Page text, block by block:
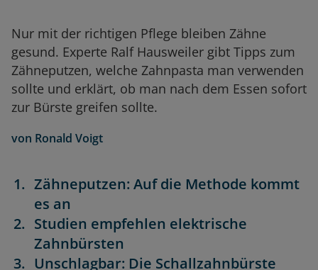
Nur mit der richtigen Pflege bleiben Zähne
gesund. Experte Ralf Hausweiler gibt Tipps zum
Zähneputzen, welche Zahnpasta man verwenden
sollte und erklärt, ob man nach dem Essen sofort
zur Bürste greifen sollte.
von Ronald Voigt
Zähneputzen: Auf die Methode kommt
es an
Studien empfehlen elektrische
Zahnbürsten
Unschlagbar: Die Schallzahnbürste